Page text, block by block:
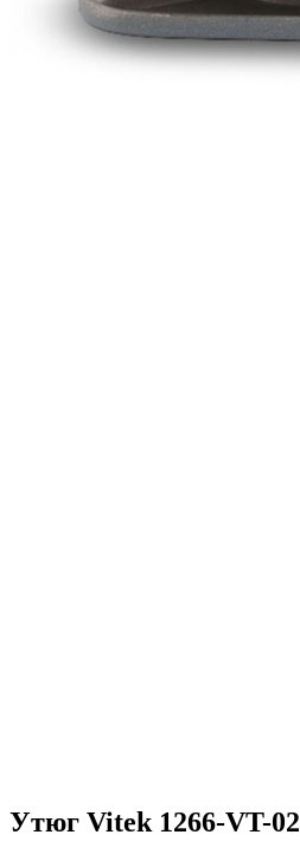
Утюг Vitek 1266-VT-02